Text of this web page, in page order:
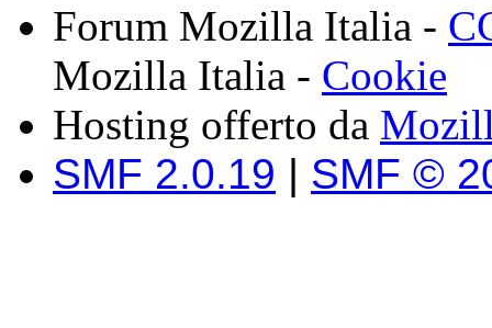
Forum Mozilla Italia -
Mozilla Italia - Cookie
Hosting offerto da
SMF 2.0.19 | SMF ©